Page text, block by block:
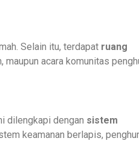
Selain itu, terdapat ruang
acara komunitas
dilengkapi dengan sistem
keamanan berlapis,